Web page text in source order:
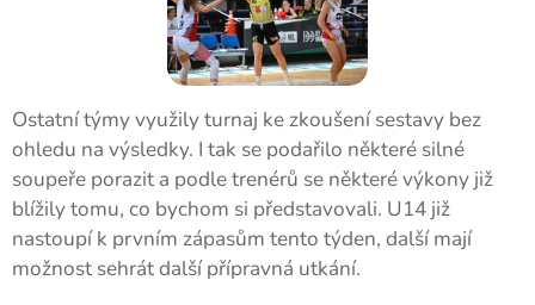
Ostatní týmy využily turnaj ke zkoušení sestavy bez
ohledu na výsledky. I tak se podařilo některé silné
soupeře porazit a podle trenérů se některé výkony již
blížily tomu, co bychom si představovali. U14 již
nastoupí k prvním zápasům tento týden, další mají
možnost sehrát další přípravná utkání.